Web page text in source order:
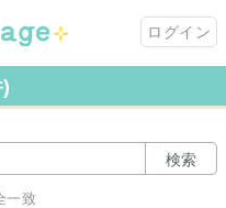
ログイン
検索
一致